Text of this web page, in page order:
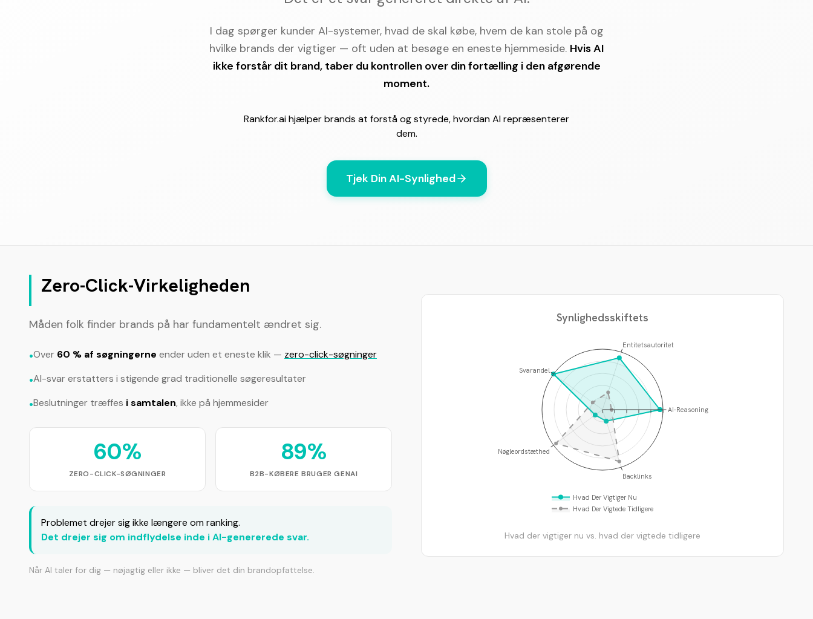
I dag spørger kunder AI-systemer, hvad de skal købe, hvem de kan stole på og
hvilke brands der vigtiger — oft uden at besøge en eneste hjemmeside. Hvis AI
ikke forstår dit brand, taber du kontrollen over din fortælling i den afgørende
moment.
Rankfor.ai hjælper brands at forstå og styrede, hvordan AI repræsenterer
dem.
Tjek Din AI-Synlighed
Zero-Click-Virkeligheden
Måden folk finder brands på har fundamentelt ændret sig.
•Over 60 % af søgningerne ender uden et eneste klik — zero-click-søgninger
•AI-svar erstatters i stigende grad traditionelle søgeresultater
•Beslutninger træffes i samtalen, ikke på hjemmesider
60%
ZERO-CLICK-SØGNINGER
89%
B2B-KØBERE BRUGER GENAI
Problemet drejer sig ikke længere om ranking.
Det drejer sig om indflydelse inde i AI-genererede svar.
Når AI taler for dig — nøjagtig eller ikke — bliver det din brandopfattelse.
Synlighedsskiftets
AI-Reasoning
Entitetsautoritet
Svarandel
Nøgleordstæthed
Backlinks
Hvad Der Vigtiger Nu
Hvad Der Vigtede Tidligere
Hvad der vigtiger nu vs. hvad der vigtede tidligere